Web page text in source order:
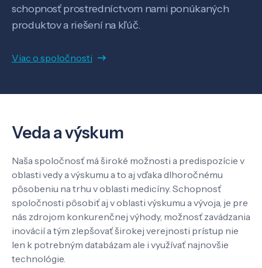
Veda a výskum
Know-how
O nás
Kontakt
schopnosť prostredníctvom nami ponúkaných
produktov a riešení na kľúč.
Viac o spoločnosti
Veda a výskum
Naša spoločnosť má široké možnosti a predispozície v
oblasti vedy a výskumu a to aj vďaka dlhoročnému
pôsobeniu na trhu v oblasti medicíny. Schopnosť
spoločnosti pôsobiť aj v oblasti výskumu a vývoja, je pre
nás zdrojom konkurenčnej výhody, možnosť zavádzania
inovácií a tým zlepšovať širokej verejnosti prístup nie
len k potrebným databázam ale i využívať najnovšie
technológie.